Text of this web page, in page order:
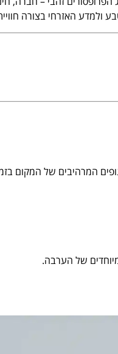
האזרחי בצורה
המרהיבים של המקום
של הערבה.